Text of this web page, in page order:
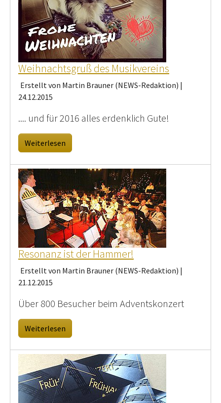
Weihnachtsgruß des Musikvereins
Erstellt von Martin Brauner (NEWS-Redaktion) |
24.12.2015
.... und für 2016 alles erdenklich Gute!
Weiterlesen
Resonanz ist der Hammer!
Erstellt von Martin Brauner (NEWS-Redaktion) |
21.12.2015
Über 800 Besucher beim Adventskonzert
Weiterlesen